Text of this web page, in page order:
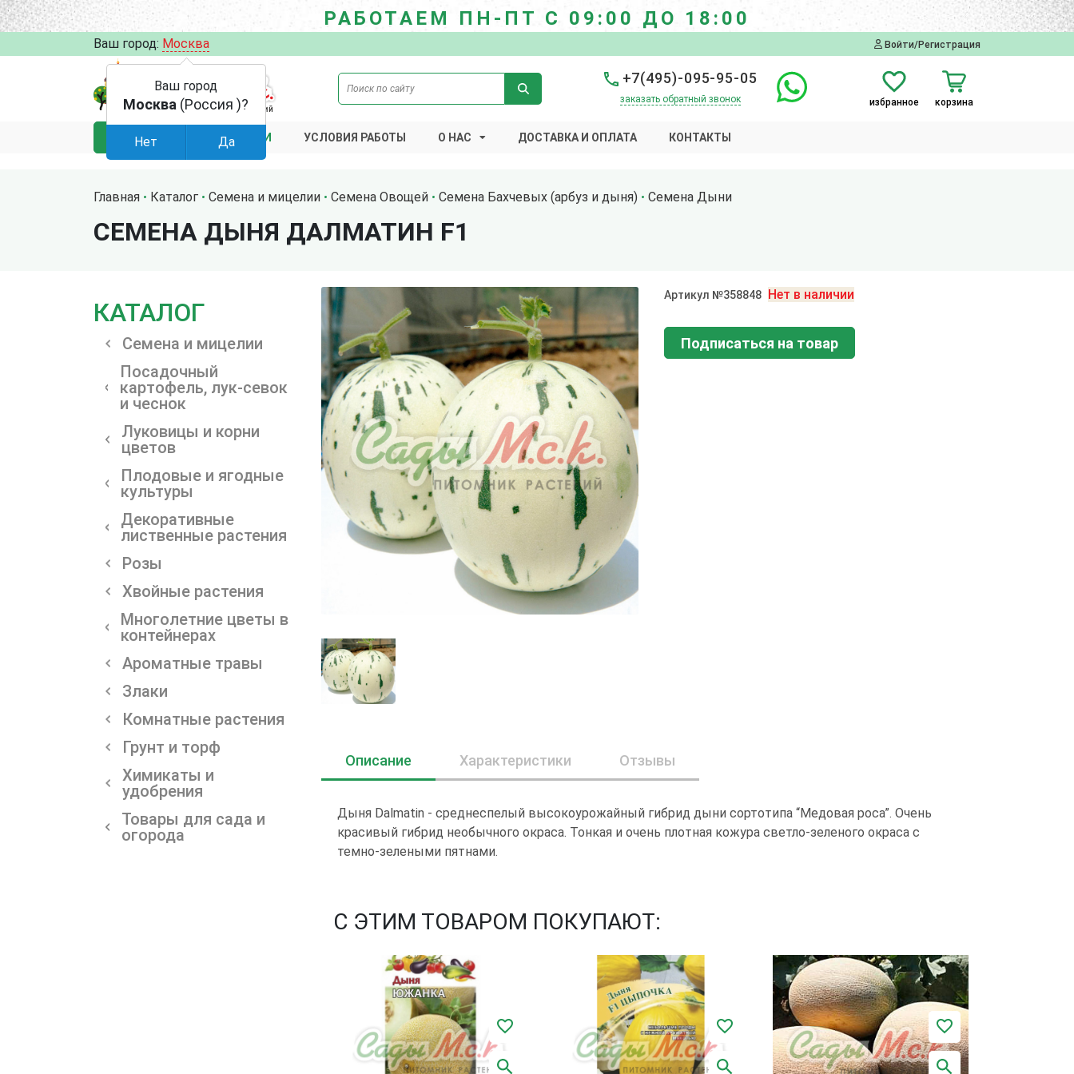
РАБОТАЕМ ПН-ПТ С 09:00 ДО 18:00
Ваш город: Москва Войти/Регистрация
+7(495)-095-95-05
заказать обратный звонок избранное корзина
КАТАЛОГ АКЦИИ УСЛОВИЯ РАБОТЫ О НАС ДОСТАВКА И ОПЛАТА КОНТАКТЫ
Главная Каталог Семена и мицелии Семена Овощей Семена Бахчевых (арбуз и дыня) Семена Дыни
СЕМЕНА ДЫНЯ ДАЛМАТИН F1
КАТАЛОГ
Семена и мицелии
Посадочный
картофель, лук-севок
и чеснок
Луковицы и корни
цветов
Плодовые и ягодные
культуры
Декоративные
лиственные растения
Розы
Хвойные растения
Многолетние цветы в
контейнерах
Ароматные травы
Злаки
Комнатные растения
Грунт и торф
Химикаты и
удобрения
Товары для сада и
огорода
Артикул №358848 Нет в наличии
Подписаться на товар
Описание Характеристики Отзывы
Дыня Dalmatin - среднеспелый высокоурожайный гибрид дыни сортотипа “Медовая роса”. Очень
красивый гибрид необычного окраса. Тонкая и очень плотная кожура светло-зеленого окраса с
темно-зелеными пятнами.
С ЭТИМ ТОВАРОМ ПОКУПАЮТ:
Ваш город
Москва (Россия )?
Нет Да